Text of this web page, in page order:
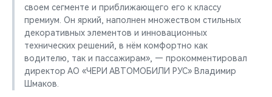
CHERY REMOTE
CHERY И СПОРТ
НАШИ МЕРОПРИЯТИЯ
своем сегменте и приближающего его к классу
премиум. Он яркий, наполнен множеством стильных
декоративных элементов и инновационных
технических решений, в нём комфортно как
водителю, так и пассажирам», — прокомментировал
директор АО «ЧЕРИ АВТОМОБИЛИ РУС» Владимир
Шмаков.